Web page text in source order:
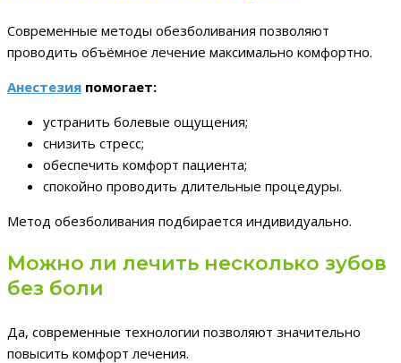
Современные методы обезболивания позволяют
проводить объёмное лечение максимально комфортно.
Анестезия помогает:
устранить болевые ощущения;
снизить стресс;
обеспечить комфорт пациента;
спокойно проводить длительные процедуры.
Метод обезболивания подбирается индивидуально.
Можно ли лечить несколько зубов
без боли
Да, современные технологии позволяют значительно
повысить комфорт лечения.